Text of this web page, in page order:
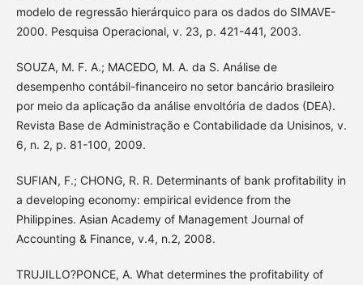
modelo de regressão hierárquico para os dados do SIMAVE-
2000. Pesquisa Operacional, v. 23, p. 421-441, 2003.
SOUZA, M. F. A.; MACEDO, M. A. da S. Análise de
desempenho contábil-financeiro no setor bancário brasileiro
por meio da aplicação da análise envoltória de dados (DEA).
Revista Base de Administração e Contabilidade da Unisinos, v.
6, n. 2, p. 81-100, 2009.
SUFIAN, F.; CHONG, R. R. Determinants of bank profitability in
a developing economy: empirical evidence from the
Philippines. Asian Academy of Management Journal of
Accounting & Finance, v.4, n.2, 2008.
TRUJILLO?PONCE, A. What determines the profitability of